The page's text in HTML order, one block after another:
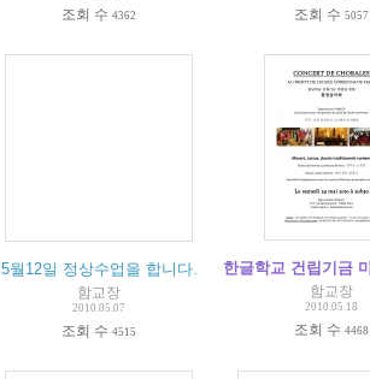
조회 수 4362 조회 수 5057
5월12일 정상수업을 합니다.
함교장
2010.05.07
조회 수 4515
한글학교 건립기금
함교장
2010.05.18
조회 수 4468